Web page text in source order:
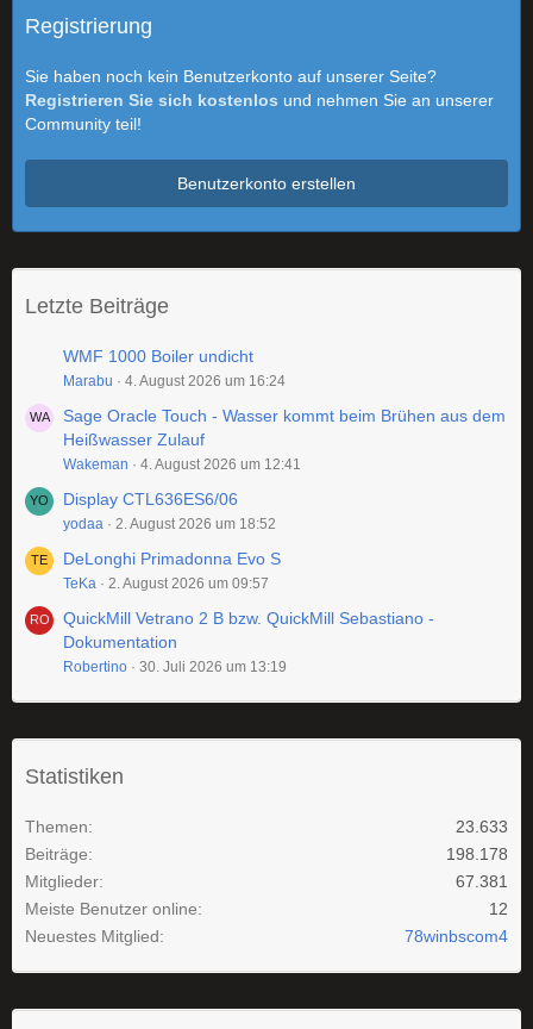
Registrierung
Sie haben noch kein Benutzerkonto auf unserer Seite?
Registrieren Sie sich kostenlos und nehmen Sie an unserer
Community teil!
Benutzerkonto erstellen
Letzte Beiträge
WMF 1000 Boiler undicht
Marabu 4. August 2026 um 16:24
Sage Oracle Touch - Wasser kommt beim Brühen aus dem
Heißwasser Zulauf
Wakeman 4. August 2026 um 12:41
Display CTL636ES6/06
yodaa 2. August 2026 um 18:52
DeLonghi Primadonna Evo S
TeKa 2. August 2026 um 09:57
QuickMill Vetrano 2 B bzw. QuickMill Sebastiano -
Dokumentation
Robertino 30. Juli 2026 um 13:19
Statistiken
Themen
23.633
Beiträge
198.178
Mitglieder
67.381
Meiste Benutzer online
12
Neuestes Mitglied
78winbscom4